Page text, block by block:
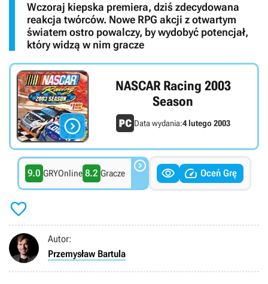
Wczoraj kiepska premiera, dziś zdecydowana
reakcja twórców. Nowe RPG akcji z otwartym
światem ostro powalczy, by wydobyć potencjał,
który widzą w nim gracze

NASCAR Racing 2003
Season
Data wydania:4 lutego 2003
9.0 GRYOnline 8.2 Gracze    Oceń Grę

Autor:
Przemysław Bartula